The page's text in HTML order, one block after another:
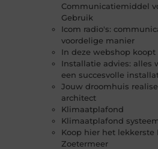
Communicatiemiddel
Gebruik
Icom radio's:
voordelige manier
In deze webshop
Installatie advies: alles
een succesvolle
Jouw droomhuis
architect
Klimaatplafond
Klimaatplafond
Koop hier het lekkerste
Zoetermeer